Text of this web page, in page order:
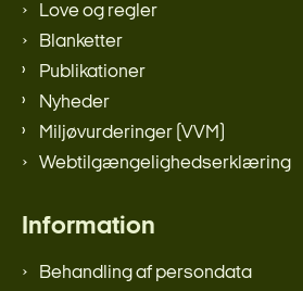
Love og regler
Blanketter
Publikationer
Nyheder
Miljøvurderinger (VVM)
Webtilgængelighedserklæring
Information
Behandling af persondata